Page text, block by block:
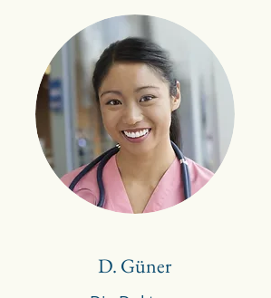
D. Güner